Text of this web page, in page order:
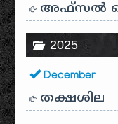
അഫ്സൽ
2025
December
തക്ഷശില